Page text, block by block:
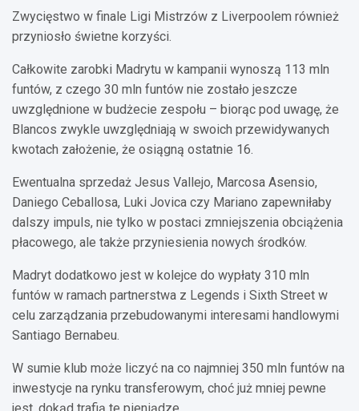
Zwycięstwo w finale Ligi Mistrzów z Liverpoolem również
przyniosło świetne korzyści.
Całkowite zarobki Madrytu w kampanii wynoszą 113 mln
funtów, z czego 30 mln funtów nie zostało jeszcze
uwzględnione w budżecie zespołu – biorąc pod uwagę, że
Blancos zwykle uwzględniają w swoich przewidywanych
kwotach założenie, że osiągną ostatnie 16.
Ewentualna sprzedaż Jesus Vallejo, Marcosa Asensio,
Daniego Ceballosa, Luki Jovica czy Mariano zapewniłaby
dalszy impuls, nie tylko w postaci zmniejszenia obciążenia
płacowego, ale także przyniesienia nowych środków.
Madryt dodatkowo jest w kolejce do wypłaty 310 mln
funtów w ramach partnerstwa z Legends i Sixth Street w
celu zarządzania przebudowanymi interesami handlowymi
Santiago Bernabeu.
W sumie klub może liczyć na co najmniej 350 mln funtów na
inwestycje na rynku transferowym, choć już mniej pewne